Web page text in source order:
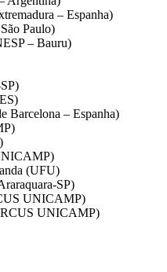
– Espanha)
Paulo)
– Bauru)
Barcelona – Espanha)
(UFU)
SP)
UNICAMP)
UNICAMP)